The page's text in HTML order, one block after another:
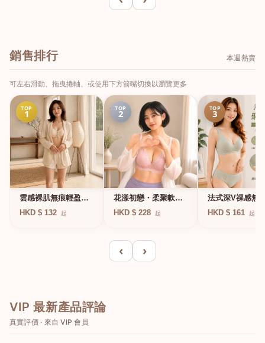
銷售排行 本週熱賣
可左右滑動、拖曳捲軸、或使用下方箭嘴切換以瀏覽更多
TOP
1
雲感裸肌無痕輕盈無
鋼圈內衣
HKD $ 132 起
TOP
2
花漾初戀・柔聚軟鋼
圈蕾絲內衣
HKD $ 228 起
TOP
3
法式深V祼感無
凍軟支撐條無鋼
HKD $ 161 起
‹ ›
VIP 最新產品評論
真實評價 · 來自 VIP 會員